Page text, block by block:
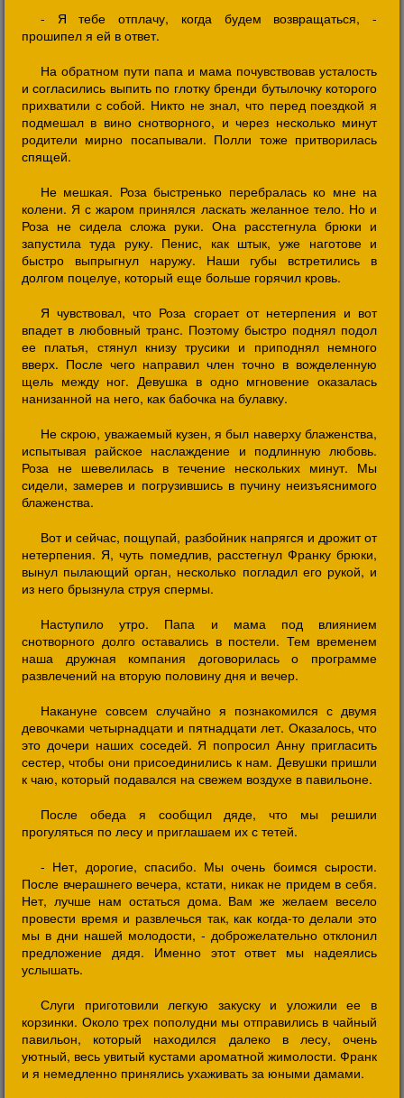
- Я тебе отплачу, когда будем возвращаться, -
прошипел я ей в ответ.
На обратном пути папа и мама почувствовав усталость
и согласились выпить по глотку бренди бутылочку которого
прихватили с собой. Никто не знал, что перед поездкой я
подмешал в вино снотворного, и через несколько минут
родители мирно посапывали. Полли тоже притворилась
спящей.
Не мешкая. Роза быстренько перебралась ко мне на
колени. Я с жаром принялся ласкать желанное тело. Но и
Роза не сидела сложа руки. Она расстегнула брюки и
запустила туда руку. Пенис, как штык, уже наготове и
быстро выпрыгнул наружу. Наши губы встретились в
долгом поцелуе, который еще больше горячил кровь.
Я чувствовал, что Роза сгорает от нетерпения и вот
впадет в любовный транс. Поэтому быстро поднял подол
ее платья, стянул книзу трусики и приподнял немного
вверх. После чего направил член точно в вожделенную
щель между ног. Девушка в одно мгновение оказалась
нанизанной на него, как бабочка на булавку.
Не скрою, уважаемый кузен, я был наверху блаженства,
испытывая райское наслаждение и подлинную любовь.
Роза не шевелилась в течение нескольких минут. Мы
сидели, замерев и погрузившись в пучину неизъяснимого
блаженства.
Вот и сейчас, пощупай, разбойник напрягся и дрожит от
нетерпения. Я, чуть помедлив, расстегнул Франку брюки,
вынул пылающий орган, несколько погладил его рукой, и
из него брызнула струя спермы.
Наступило утро. Папа и мама под влиянием
снотворного долго оставались в постели. Тем временем
наша дружная компания договорилась о программе
развлечений на вторую половину дня и вечер.
Накануне совсем случайно я познакомился с двумя
девочками четырнадцати и пятнадцати лет. Оказалось, что
это дочери наших соседей. Я попросил Анну пригласить
сестер, чтобы они присоединились к нам. Девушки пришли
к чаю, который подавался на свежем воздухе в павильоне.
После обеда я сообщил дяде, что мы решили
прогуляться по лесу и приглашаем их с тетей.
- Нет, дорогие, спасибо. Мы очень боимся сырости.
После вчерашнего вечера, кстати, никак не придем в себя.
Нет, лучше нам остаться дома. Вам же желаем весело
провести время и развлечься так, как когда-то делали это
мы в дни нашей молодости, - доброжелательно отклонил
предложение дядя. Именно этот ответ мы надеялись
услышать.
Слуги приготовили легкую закуску и уложили ее в
корзинки. Около трех пополудни мы отправились в чайный
павильон, который находился далеко в лесу, очень
уютный, весь увитый кустами ароматной жимолости. Франк
и я немедленно принялись ухаживать за юными дамами.